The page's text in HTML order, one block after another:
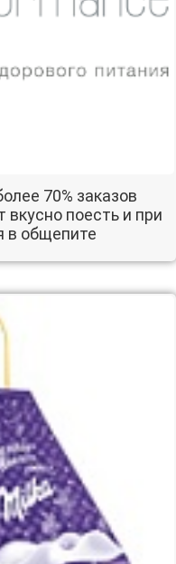
70% заказов
вкусно поесть и при
в общепите